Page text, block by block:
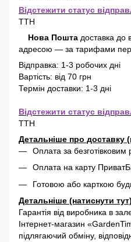
Відстежити статус
ТТН
Нова Пошта доставка до
адресою — за тарифами
Відправка: 1-3 робочих дні
Вартість: від 70 грн
Термін доставки: 1-3 дні
Відстежити статус
ТТН
Детальніше про доставку
Оплата за безготівковим
Оплата на карту
Готовою або карткою
Детальніше (натиснути тут)
Гарантія від виробника в
Інтернет-магазин
підлягаючий обміну,